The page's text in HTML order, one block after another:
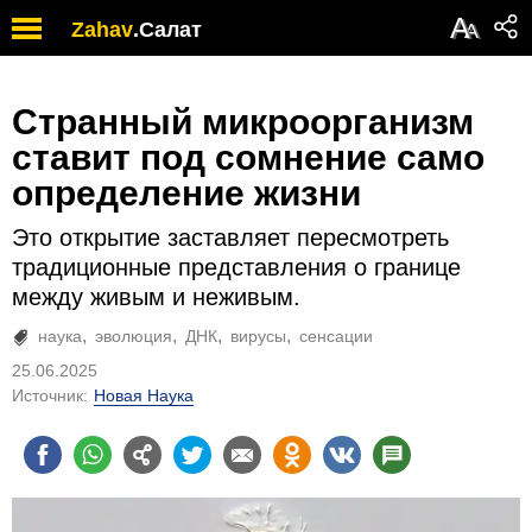
Zahav.Салат АА
ставит под сомнение само
определение жизни
Это открытие заставляет пересмотреть
традиционные представления о границе
между живым и неживым.
наука эволюция ДНК вирусы
25.06.2025